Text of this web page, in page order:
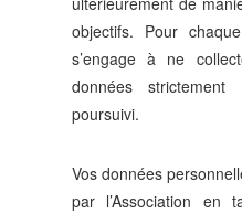
objectifs. Pour
s’engage à ne
données strictement
poursuivi.
Vos données
par l’Association en